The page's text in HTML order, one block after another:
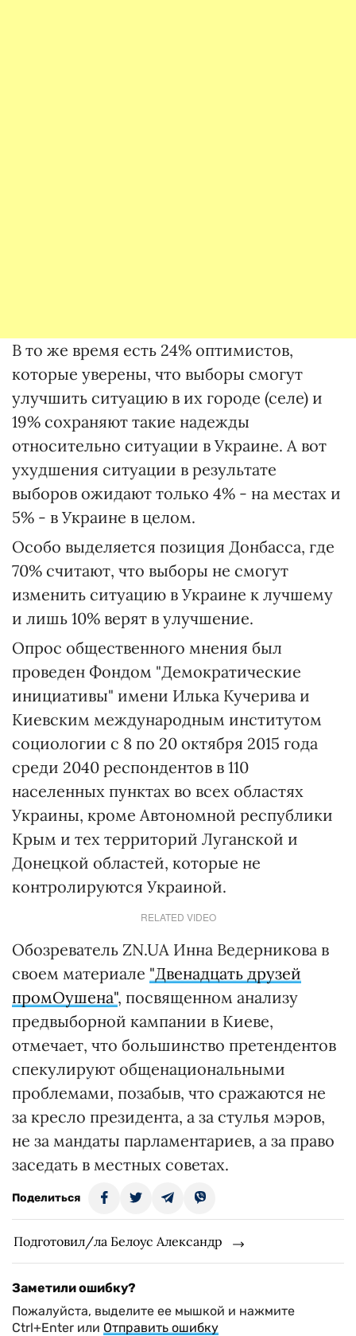
В то же время есть 24% оптимистов,
которые уверены, что выборы смогут
улучшить ситуацию в их городе (селе) и
19% сохраняют такие надежды
относительно ситуации в Украине. А вот
ухудшения ситуации в результате
выборов ожидают только 4% - на местах и
5% - в Украине в целом.
Особо выделяется позиция Донбасса, где
70% считают, что выборы не смогут
изменить ситуацию в Украине к лучшему
и лишь 10% верят в улучшение.
Опрос общественного мнения был
проведен Фондом "Демократические
инициативы" имени Илька Кучерива и
Киевским международным институтом
социологии с 8 по 20 октября 2015 года
среди 2040 респондентов в 110
населенных пунктах во всех областях
Украины, кроме Автономной республики
Крым и тех территорий Луганской и
Донецкой областей, которые не
контролируются Украиной.
RELATED VIDEO
Обозреватель ZN.UA Инна Ведерникова в
своем материале "Двенадцать друзей
промОушена", посвященном анализу
предвыборной кампании в Киеве,
отмечает, что большинство претендентов
спекулируют общенациональными
проблемами, позабыв, что сражаются не
за кресло президента, а за стулья мэров,
не за мандаты парламентариев, а за право
заседать в местных советах.
Поделиться
Подготовил/ла Белоус Александр
Заметили ошибку?
Пожалуйста, выделите ее мышкой и нажмите
Ctrl+Enter или Отправить ошибку